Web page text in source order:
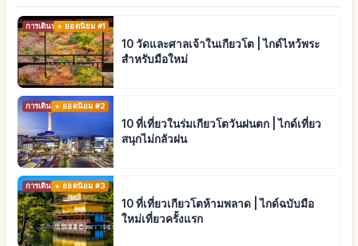
การเดินทาง ยอดนิยม #1
10 วัดและศาลเจ้าในเกียวโต | ไกด์ไหว้พระ
สำหรับมือใหม่
การเดินทางยอดนิยม #2
10 ที่เที่ยวในร่มเกียวโตวันฝนตก | ไกด์เที่ยว
สนุกไม่กลัวฝน
การเดินทางยอดนิยม #3
10 ที่เที่ยวเกียวโตห้ามพลาด | ไกด์ฉบับมือ
ใหม่เที่ยวครั้งแรก